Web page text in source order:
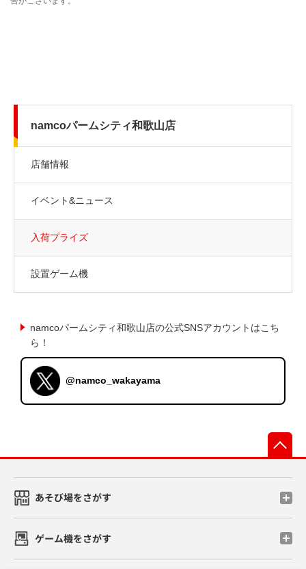
namcoパームシティ和歌山店
店舗情報
イベント&ニュース
入荷プライズ
設置ゲーム機
namcoパームシティ和歌山店の公式SNSアカウントはこち
ら！
@namco_wakayama
あそび場をさがす
ゲーム機をさがす